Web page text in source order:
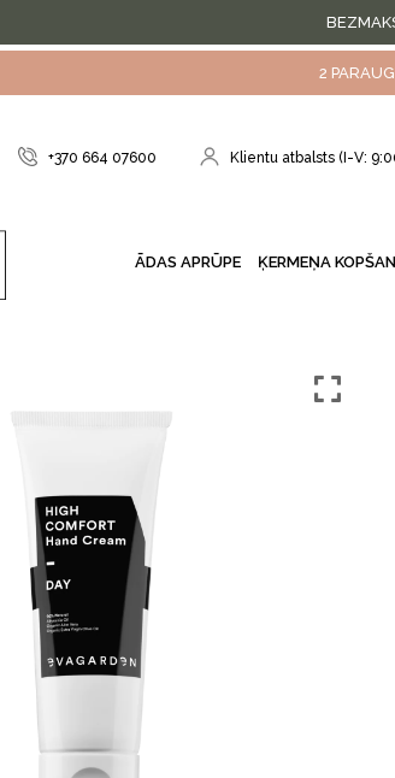
2
+370 664 07600 Klientu atbalsts (I-V:
ĀDAS APRŪPE ĶERMEŅA